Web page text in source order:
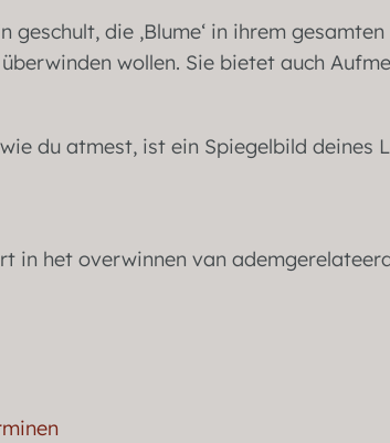
geschult, die ‚Blume‘ in ihrem
wollen. Sie bietet auch
du atmest, ist ein Spiegelbild deines
in het overwinnen van